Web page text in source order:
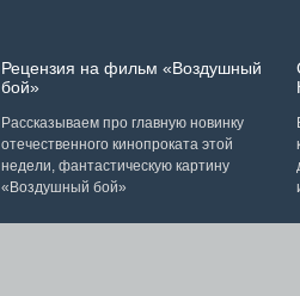
Рецензия на фильм «Воздушный
бой»
Рассказываем про главную новинку
отечественного кинопроката этой
недели, фантастическую картину
«Воздушный бой»